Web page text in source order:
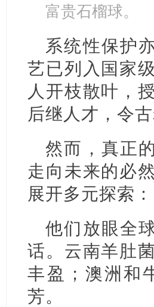
富贵石榴球。
系统性保护
艺已列入国家
人开枝散叶，
后继人才，令
然而，真正
走向未来的必
展开多元探索：
他们放眼全
话。云南羊肚
丰盈；澳洲和
芳。